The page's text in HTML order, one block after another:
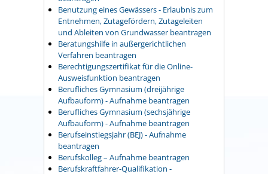
Benutzung eines Gewässers - Erlaubnis zum
Entnehmen, Zutagefördern, Zutageleiten
und Ableiten von Grundwasser beantragen
Beratungshilfe in außergerichtlichen
Verfahren beantragen
Berechtigungszertifikat für die Online-
Ausweisfunktion beantragen
Berufliches Gymnasium (dreijährige
Aufbauform) - Aufnahme beantragen
Berufliches Gymnasium (sechsjährige
Aufbauform) - Aufnahme beantragen
Berufseinstiegsjahr (BEJ) - Aufnahme
beantragen
Berufskolleg – Aufnahme beantragen
Berufskraftfahrer-Qualifikation -